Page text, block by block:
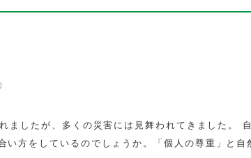
ましたが、多くの災害には見舞われてきました。
い方をしているのでしょうか。「個人の尊重」と自